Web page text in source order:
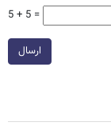
5 + 5 =
ارسال